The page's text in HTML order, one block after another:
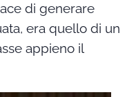
di generare
era quello di un
appieno il